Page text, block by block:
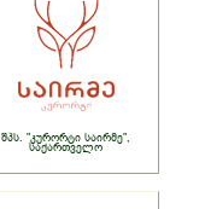
შპს. "კურორტი საირმე",
საქართველო